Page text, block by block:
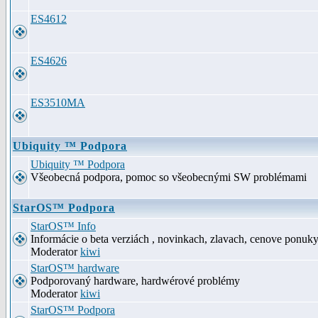
ES4612
ES4626
ES3510MA
Ubiquity ™ Podpora
Ubiquity ™ Podpora
Všeobecná podpora, pomoc so všeobecnými SW problémami
StarOS™ Podpora
StarOS™ Info
Informácie o beta verziách , novinkach, zlavach, cenove ponuky
Moderatorkiwi
StarOS™ hardware
Podporovaný hardware, hardwérové problémy
Moderatorkiwi
StarOS™ Podpora